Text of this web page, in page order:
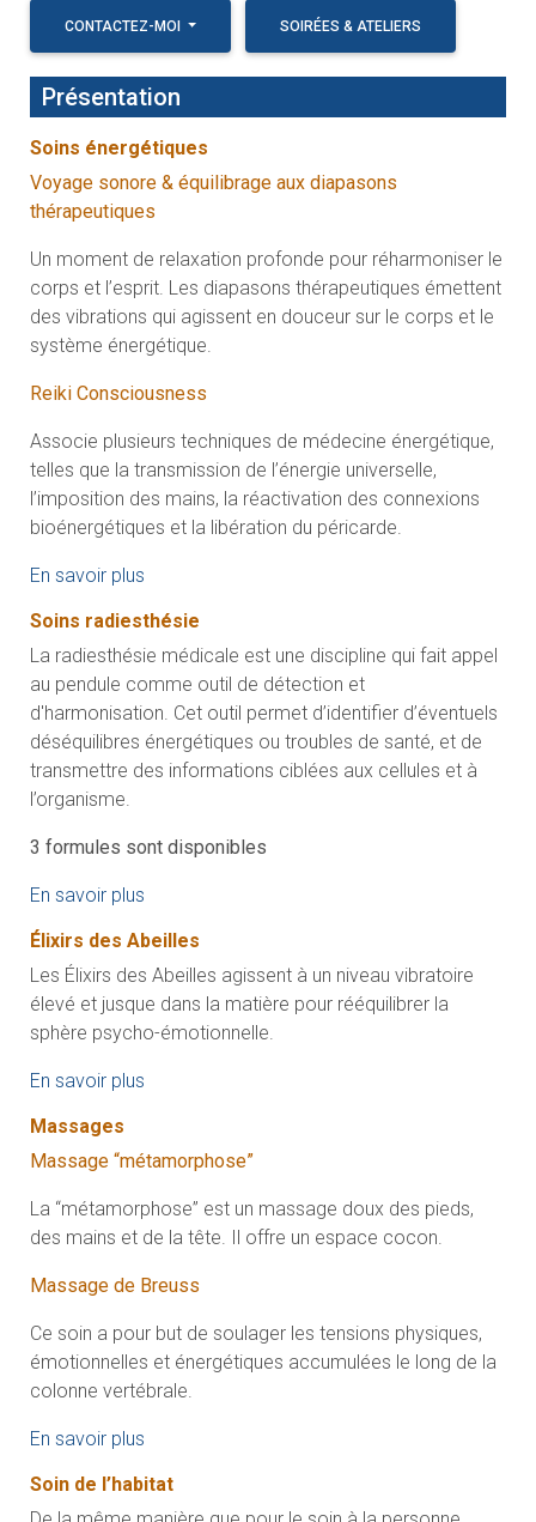
CONTACTEZ-MOI SOIRÉES & ATELIERS
Présentation
Soins énergétiques
Voyage sonore & équilibrage aux diapasons
thérapeutiques
Un moment de relaxation profonde pour réharmoniser le
corps et l’esprit. Les diapasons thérapeutiques émettent
des vibrations qui agissent en douceur sur le corps et le
système énergétique.
Reiki Consciousness
Associe plusieurs techniques de médecine énergétique,
telles que la transmission de l’énergie universelle,
l’imposition des mains, la réactivation des connexions
bioénergétiques et la libération du péricarde.
En savoir plus
Soins radiesthésie
La radiesthésie médicale est une discipline qui fait appel
au pendule comme outil de détection et
d'harmonisation. Cet outil permet d’identifier d’éventuels
déséquilibres énergétiques ou troubles de santé, et de
transmettre des informations ciblées aux cellules et à
l’organisme.
3 formules sont disponibles
En savoir plus
Élixirs des Abeilles
Les Élixirs des Abeilles agissent à un niveau vibratoire
élevé et jusque dans la matière pour rééquilibrer la
sphère psycho-émotionnelle.
En savoir plus
Massages
Massage “métamorphose”
La “métamorphose” est un massage doux des pieds,
des mains et de la tête. Il offre un espace cocon.
Massage de Breuss
Ce soin a pour but de soulager les tensions physiques,
émotionnelles et énergétiques accumulées le long de la
colonne vertébrale.
En savoir plus
Soin de l’habitat